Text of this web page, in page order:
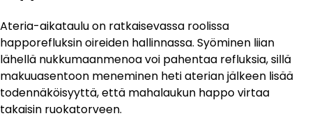
Ateria-aikataulu on ratkaisevassa roolissa
happorefluksin oireiden hallinnassa. Syöminen liian
lähellä nukkumaanmenoa voi pahentaa refluksia, sillä
makuuasentoon meneminen heti aterian jälkeen lisää
todennäköisyyttä, että mahalaukun happo virtaa
takaisin ruokatorveen.